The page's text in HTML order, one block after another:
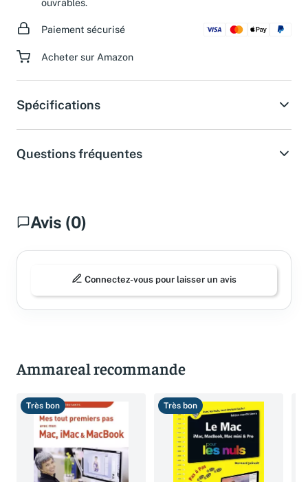
ouvrables.
Paiement sécurisé
Acheter sur Amazon
Spécifications
Questions fréquentes
Avis (0)
Connectez-vous pour laisser un avis
Ammareal recommande
Très bon Très bon